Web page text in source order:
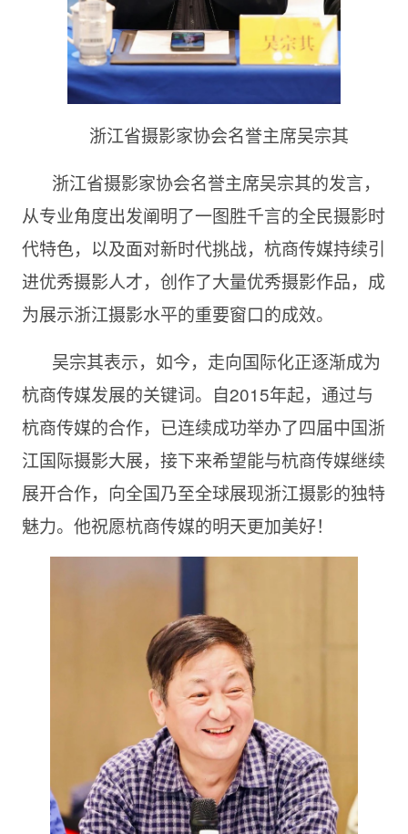
浙江省摄影家协会名誉主席吴宗其
浙江省摄影家协会名誉主席吴宗其的发言，
从专业角度出发阐明了一图胜千言的全民摄影时
代特色，以及面对新时代挑战，杭商传媒持续引
进优秀摄影人才，创作了大量优秀摄影作品，成
为展示浙江摄影水平的重要窗口的成效。
吴宗其表示，如今，走向国际化正逐渐成为
杭商传媒发展的关键词。自2015年起，通过与
杭商传媒的合作，已连续成功举办了四届中国浙
江国际摄影大展，接下来希望能与杭商传媒继续
展开合作，向全国乃至全球展现浙江摄影的独特
魅力。他祝愿杭商传媒的明天更加美好！